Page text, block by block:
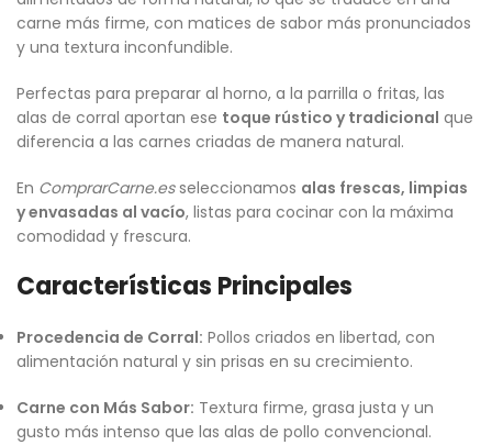
carne más firme, con matices de sabor más pronunciados
y una textura inconfundible.
Perfectas para preparar al horno, a la parrilla o fritas, las
alas de corral aportan ese toque rústico y tradicional que
diferencia a las carnes criadas de manera natural.
En ComprarCarne.esseleccionamos alas frescas, limpias
y envasadas al vacío, listas para cocinar con la máxima
comodidad y frescura.
Características Principales
Procedencia de Corral: Pollos criados en libertad, con
alimentación natural y sin prisas en su crecimiento.
Carne con Más Sabor: Textura firme, grasa justa y un
gusto más intenso que las alas de pollo convencional.